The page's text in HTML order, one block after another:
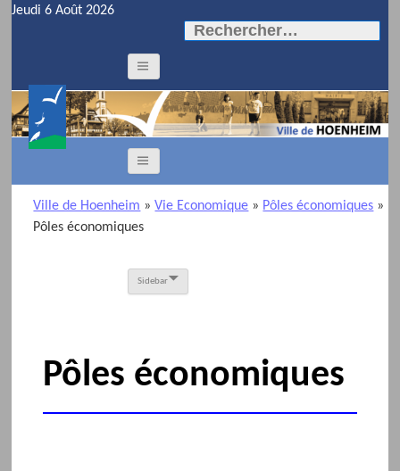
Jeudi 6 Août 2026
Rechercher :
Ville de Hoenheim »Vie Economique » Pôles économiques »
Pôles économiques
Sidebar
Pôles économiques